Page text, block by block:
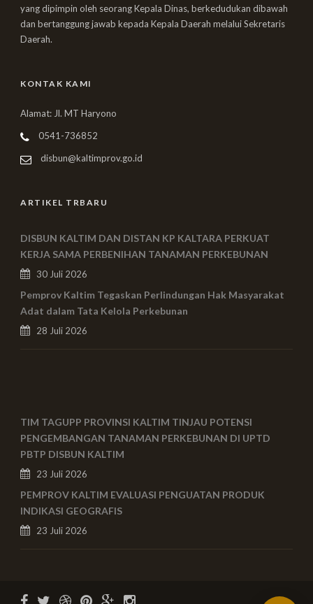
yang dipimpin oleh seorang Kepala Dinas, berkedudukan dibawah
dan bertanggung jawab kepada Kepala Daerah melalui Sekretaris
Daerah.
KONTAK KAMI
Alamat: Jl. MT Haryono
0541-736852
disbun@kaltimprov.go.id
ARTIKEL TRBARU
DISBUN KALTIM DAN DISTAN KP KALTARA PERKUAT
KERJA SAMA PERBENIHAN TANAMAN PERKEBUNAN
30 Juli 2026
Pemprov Kaltim Tegaskan Perlindungan Hak Masyarakat
Adat dalam Tata Kelola Perkebunan
28 Juli 2026
TIM TAGUPP PROVINSI KALTIM TINJAU POTENSI
PENGEMBANGAN TANAMAN PERKEBUNAN DI UPTD
PBTP DISBUN KALTIM
23 Juli 2026
PEMPROV KALTIM EVALUASI PENGUATAN PRODUK
INDIKASI GEOGRAFIS
23 Juli 2026